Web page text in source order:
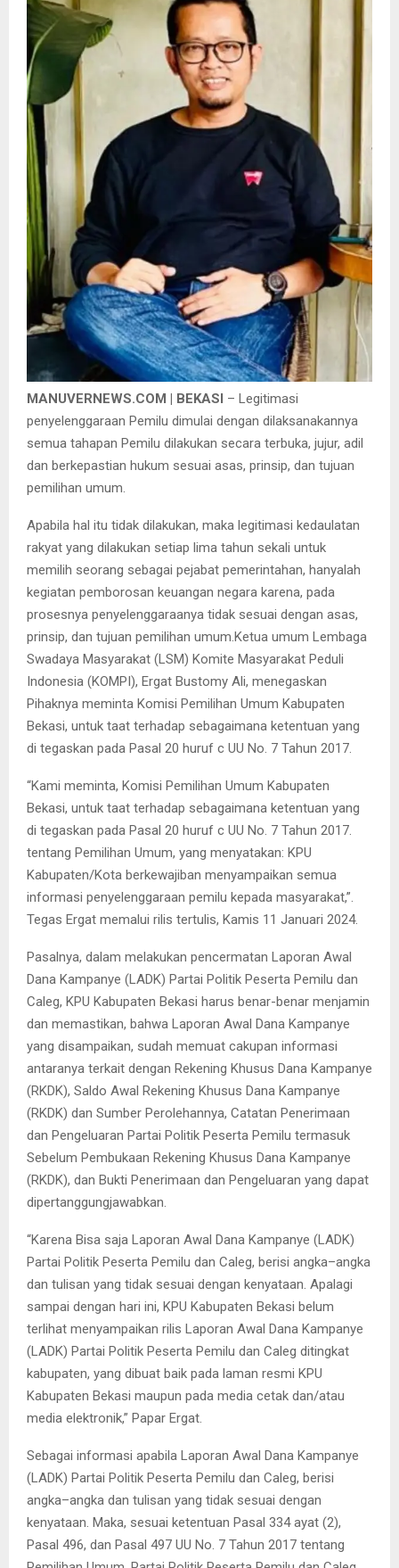
MANUVERNEWS.COM | BEKASI – Legitimasi
penyelenggaraan Pemilu dimulai dengan dilaksanakannya
semua tahapan Pemilu dilakukan secara terbuka, jujur, adil
dan berkepastian hukum sesuai asas, prinsip, dan tujuan
pemilihan umum.
Apabila hal itu tidak dilakukan, maka legitimasi kedaulatan
rakyat yang dilakukan setiap lima tahun sekali untuk
memilih seorang sebagai pejabat pemerintahan, hanyalah
kegiatan pemborosan keuangan negara karena, pada
prosesnya penyelenggaraanya tidak sesuai dengan asas,
prinsip, dan tujuan pemilihan umum.Ketua umum Lembaga
Swadaya Masyarakat (LSM) Komite Masyarakat Peduli
Indonesia (KOMPI), Ergat Bustomy Ali, menegaskan
Pihaknya meminta Komisi Pemilihan Umum Kabupaten
Bekasi, untuk taat terhadap sebagaimana ketentuan yang
di tegaskan pada Pasal 20 huruf c UU No. 7 Tahun 2017.
“Kami meminta, Komisi Pemilihan Umum Kabupaten
Bekasi, untuk taat terhadap sebagaimana ketentuan yang
di tegaskan pada Pasal 20 huruf c UU No. 7 Tahun 2017.
tentang Pemilihan Umum, yang menyatakan: KPU
Kabupaten/Kota berkewajiban menyampaikan semua
informasi penyelenggaraan pemilu kepada masyarakat,”.
Tegas Ergat memalui rilis tertulis, Kamis 11 Januari 2024.
Pasalnya, dalam melakukan pencermatan Laporan Awal
Dana Kampanye (LADK) Partai Politik Peserta Pemilu dan
Caleg, KPU Kabupaten Bekasi harus benar-benar menjamin
dan memastikan, bahwa Laporan Awal Dana Kampanye
yang disampaikan, sudah memuat cakupan informasi
antaranya terkait dengan Rekening Khusus Dana Kampanye
(RKDK), Saldo Awal Rekening Khusus Dana Kampanye
(RKDK) dan Sumber Perolehannya, Catatan Penerimaan
dan Pengeluaran Partai Politik Peserta Pemilu termasuk
Sebelum Pembukaan Rekening Khusus Dana Kampanye
(RKDK), dan Bukti Penerimaan dan Pengeluaran yang dapat
dipertanggungjawabkan.
“Karena Bisa saja Laporan Awal Dana Kampanye (LADK)
Partai Politik Peserta Pemilu dan Caleg, berisi angka–angka
dan tulisan yang tidak sesuai dengan kenyataan. Apalagi
sampai dengan hari ini, KPU Kabupaten Bekasi belum
terlihat menyampaikan rilis Laporan Awal Dana Kampanye
(LADK) Partai Politik Peserta Pemilu dan Caleg ditingkat
kabupaten, yang dibuat baik pada laman resmi KPU
Kabupaten Bekasi maupun pada media cetak dan/atau
media elektronik,” Papar Ergat.
Sebagai informasi apabila Laporan Awal Dana Kampanye
(LADK) Partai Politik Peserta Pemilu dan Caleg, berisi
angka–angka dan tulisan yang tidak sesuai dengan
kenyataan. Maka, sesuai ketentuan Pasal 334 ayat (2),
Pasal 496, dan Pasal 497 UU No. 7 Tahun 2017 tentang